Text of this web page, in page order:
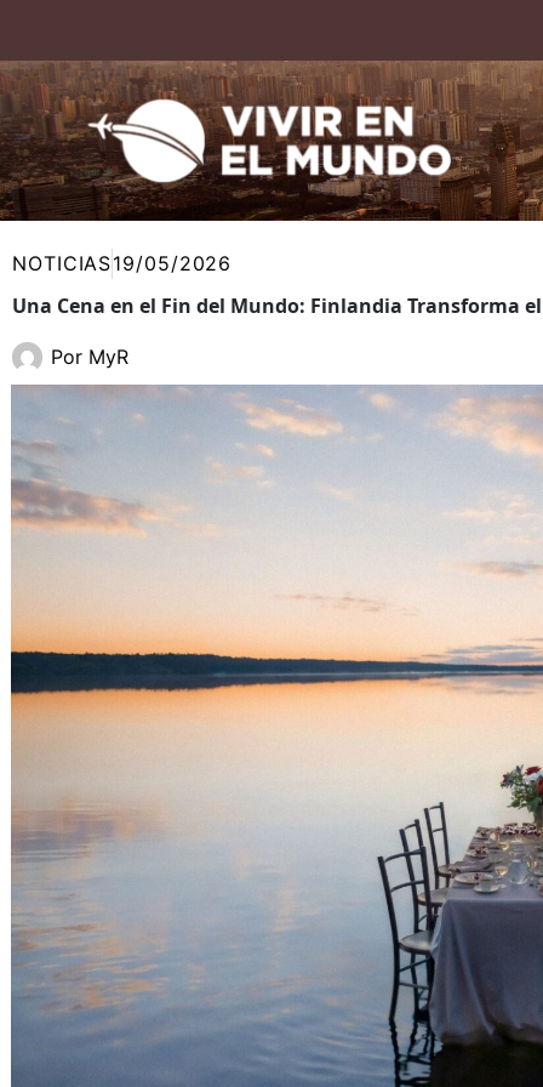
contenido
NOTICIAS19/05/2026
Una Cena en el Fin del Mundo: Finlandia Transforma
Por MyR